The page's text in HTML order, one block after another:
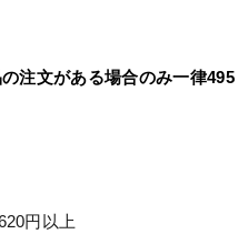
注文がある場合のみ一律495
円以上